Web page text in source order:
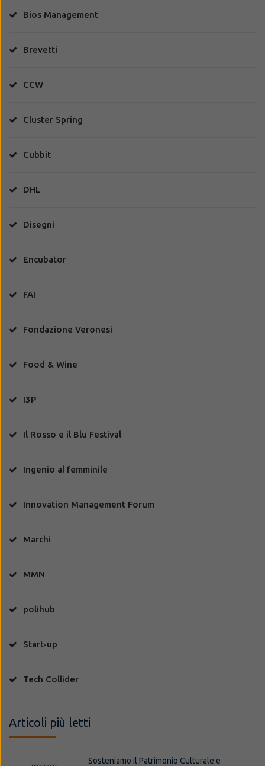
Bios Management
Brevetti
CCW
Cluster Spring
Cubbit
DHL
Disegni
Encubator
FAI
Fondazione Veronesi
Food & Wine
I3P
Il Rosso e il Blu Festival
Ingenio al femminile
Innovation Management Forum
Marchi
MMN
polihub
Start-up
Tech Collider
Articoli più letti
Sosteniamo il Patrimonio Culturale e